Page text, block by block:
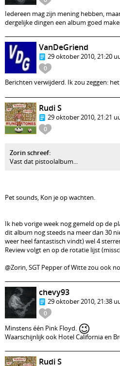
Iedereen mag zijn mening hebben,
dergelijke dingen een album goed
0
VanDeGriend
29 oktober 2010, 21:20
Berichten verwijderd. Ik zou zeggen:
0
Rudi S
29 oktober 2010, 21:21
Zorin schreef:
Vast dat pistoolalbum...
Pet sounds, Kon je op wachten.
Ik heb vorige week nog gemeld op de
dit album nog steeds na meer dan 30
weer heel fantastisch vindt) wel 4
Review volgt en op de rotatie lijst
@Zorin, SGT Pepper of Witte zou ook
0
chevy93
29 oktober 2010, 21:38
Minstens één Pink Floyd. 😉
Waarschijnlijk ook Hotel California en
Rudi S